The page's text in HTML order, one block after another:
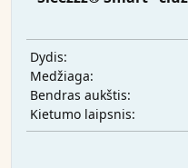
Dydis:
Medžiaga:
Bendras aukštis:
Kietumo laipsnis: